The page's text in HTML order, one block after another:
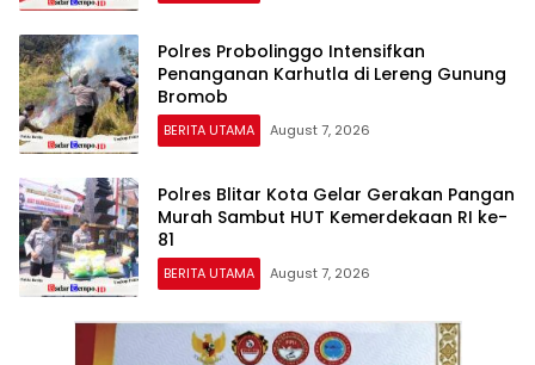
Polres Probolinggo Intensifkan
Penanganan Karhutla di Lereng Gunung
Bromob
BERITA UTAMA August 7, 2026
Polres Blitar Kota Gelar Gerakan Pangan
Murah Sambut HUT Kemerdekaan RI ke-
81
BERITA UTAMA August 7, 2026